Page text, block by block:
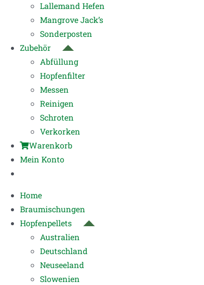
Lallemand Hefen
Mangrove Jack’s
Sonderposten
Zubehör
Abfüllung
Hopfenfilter
Messen
Reinigen
Schroten
Verkorken
Warenkorb
Mein Konto
Home
Braumischungen
Hopfenpellets
Australien
Deutschland
Neuseeland
Slowenien